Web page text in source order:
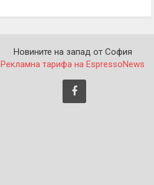
Новините на запад от София
Рекламна тарифа на EspressoNews